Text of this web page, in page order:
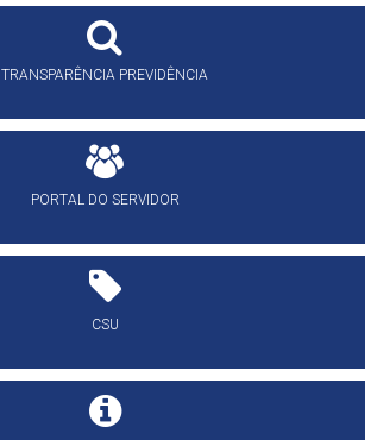
TRANSPARÊNCIA PREVIDÊNCIA
PORTAL DO SERVIDOR
CSU